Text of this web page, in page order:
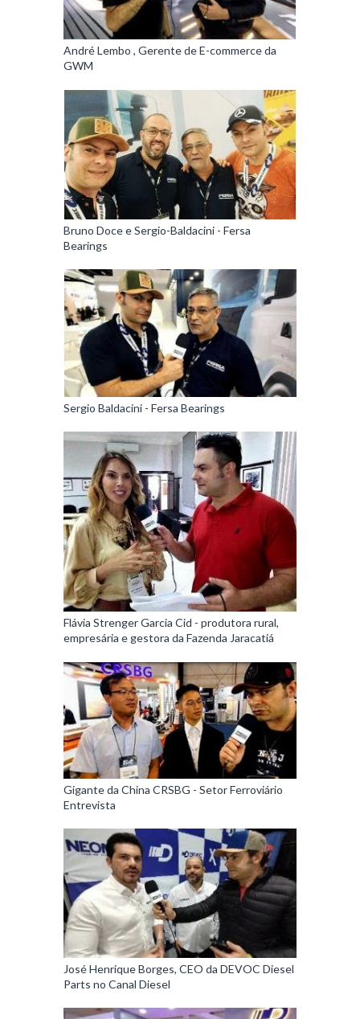
André Lembo , Gerente de E-commerce da
GWM
Bruno Doce e Sergio-Baldacini - Fersa
Bearings
Sergio Baldacini - Fersa Bearings
Flávia Strenger Garcia Cid - produtora rural,
empresária e gestora da Fazenda Jaracatiá
Gigante da China CRSBG - Setor Ferroviário
Entrevista
José Henrique Borges, CEO da DEVOC Diesel
Parts no Canal Diesel